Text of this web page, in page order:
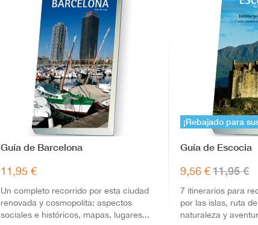
Guía de Barcelona
11,95 €
Un completo recorrido por esta ciudad
renovada y cosmopolita: aspectos
sociales e históricos, mapas, lugares...
¡Rebajado para
Guía de Escocia
9,56 €11,95 €
7 itinerarios para
por las islas, ruta
naturaleza y